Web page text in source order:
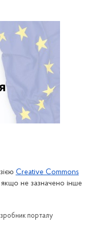
Creative Commons
якщо не зазначено інше
порталу